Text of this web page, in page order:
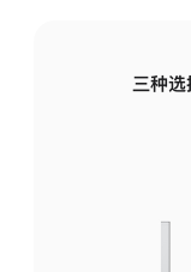
三种选